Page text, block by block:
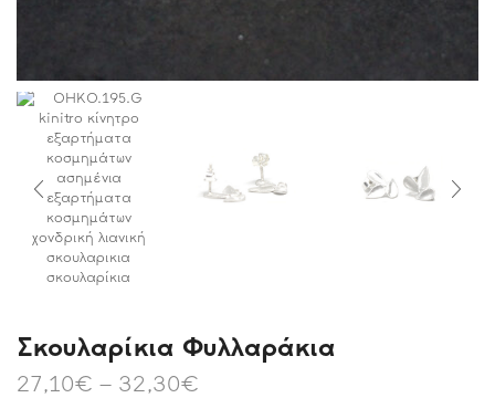
Σκουλαρίκια Φυλλαράκια
27,10€ – 32,30€